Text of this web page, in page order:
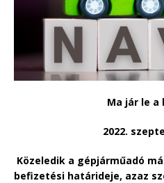
Ma jár le a
2022.
Közeledik a gépjárműadó
befizetési határideje, azaz